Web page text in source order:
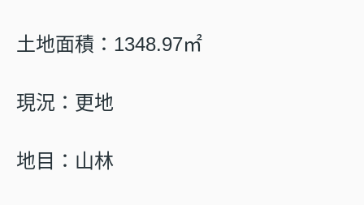
土地面積：1348.97㎡
現況：更地
地目：山林